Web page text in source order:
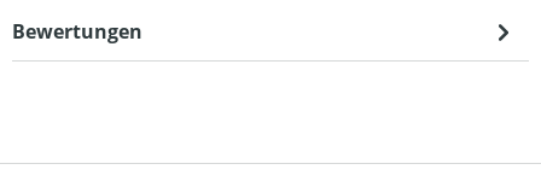
Bewertungen